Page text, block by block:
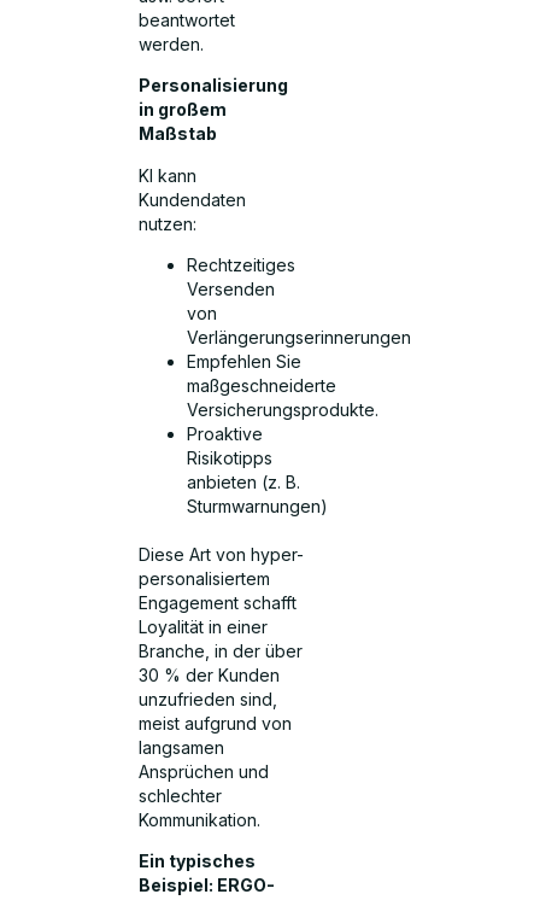
beantwortet
werden.
Personalisierung
in großem
Maßstab
KI kann
Kundendaten
nutzen:
Rechtzeitiges
Versenden
von
Verlängerungserinnerungen
Empfehlen Sie
maßgeschneiderte
Versicherungsprodukte.
Proaktive
Risikotipps
anbieten (z. B.
Sturmwarnungen)
Diese Art von hyper-
personalisiertem
Engagement schafft
Loyalität in einer
Branche, in der über
30 % der Kunden
unzufrieden sind,
meist aufgrund von
langsamen
Ansprüchen und
schlechter
Kommunikation.
Ein typisches
Beispiel: ERGO-